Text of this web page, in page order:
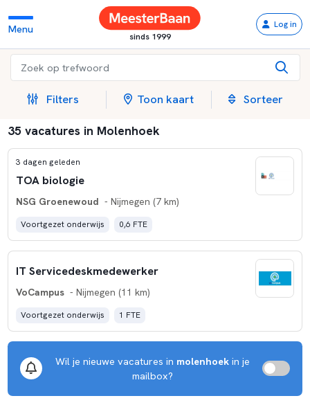
Menu
sinds 1999
Log in
Filters Toon kaart Sorteer
35 vacatures in Molenhoek
3 dagen geleden
TOA biologie
NSG Groenewoud - Nijmegen (7 km)
Voortgezet onderwijs 0,6 FTE
IT Servicedeskmedewerker
VoCampus - Nijmegen (11 km)
Voortgezet onderwijs 1 FTE
Wil je nieuwe vacatures in molenhoekin je
mailbox?